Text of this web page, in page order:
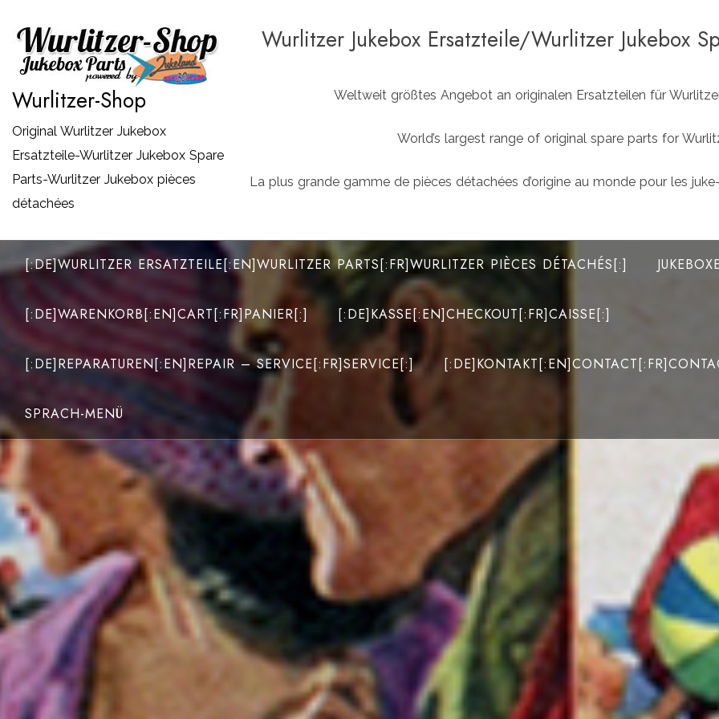
Inhalt
springen
Wurlitzer-Shop
Original Wurlitzer Jukebox
Ersatzteile-Wurlitzer Jukebox Spare
Parts-Wurlitzer Jukebox pièces
détachées
Wurlitzer Jukebox Ersatzteile/Wurlitzer Jukebox
Weltweit größtes Angebot an originalen Ersatzteilen für
World’s largest range of original spare parts for
La plus grande gamme de pièces détachées d’origine au monde pour les
[:DE]WURLITZER ERSATZTEILE[:EN]WURLITZER PARTS[:FR]WURLITZER PIÈCES DÉTACHÉS[:]
[:DE]WARENKORB[:EN]CART[:FR]PANIER[:] [:DE]KASSE[:EN]CHECKOUT[:FR]CAISSE[:]
[:DE]REPARATUREN[:EN]REPAIR – SERVICE[:FR]SERVICE[:]
SPRACH-MENÜ